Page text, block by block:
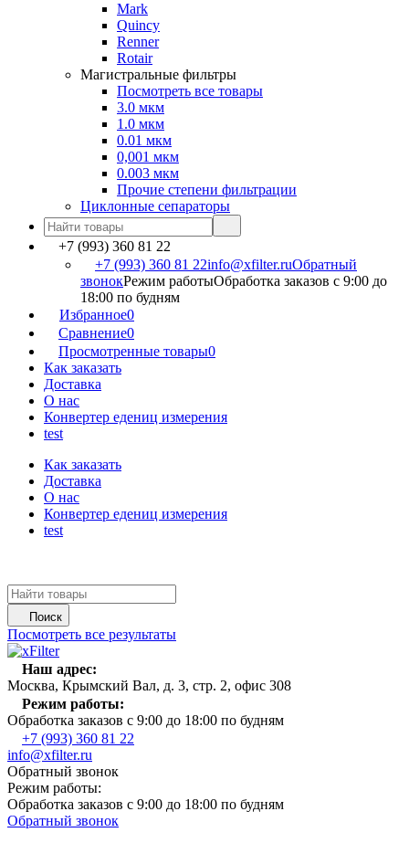
Mark
Quincy
Renner
Rotair
Магистральные фильтры
Посмотреть все товары
3.0 мкм
1.0 мкм
0.01 мкм
0,001 мкм
0.003 мкм
Прочие степени фильтрации
Циклонные сепараторы
+7 (993) 360 81 22
+7 (993) 360 81 22info@xfilter.ruОбратный
звонокРежим работыОбработка заказов с 9:00 до
18:00 по будням
Избранное0
Сравнение0
Просмотренные товары0
Как заказать
Доставка
О нас
Конвертер едениц измерения
test
Как заказать
Доставка
О нас
Конвертер едениц измерения
test
Поиск
Посмотреть все результаты
Наш адрес:
Москва, Крымский Вал, д. 3, стр. 2, офис 308
Режим работы:
Обработка заказов с 9:00 до 18:00 по будням
+7 (993) 360 81 22
info@xfilter.ru
Обратный звонок
Режим работы:
Обработка заказов с 9:00 до 18:00 по будням
Обратный звонок